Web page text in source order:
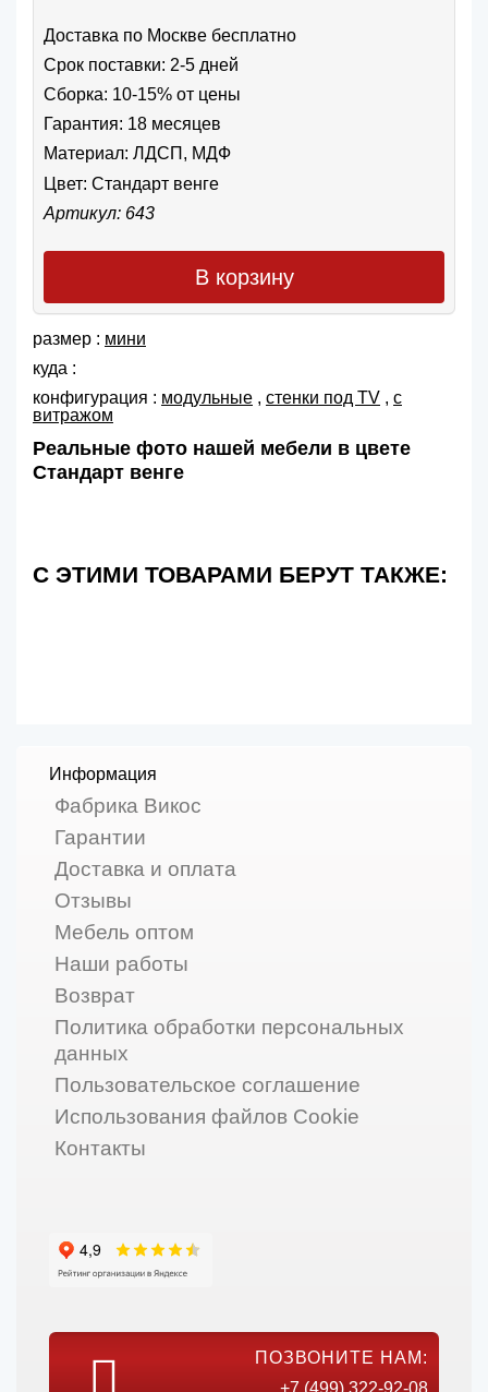
Доставка по Москве бесплатно
Срок поставки: 2-5 дней
Сборка: 10-15% от цены
Гарантия: 18 месяцев
Материал: ЛДСП, МДФ
Цвет: Стандарт венге
Артикул: 643
В корзину
размер : мини
куда :
конфигурация : модульные , cтенки под TV , с
витражом
Реальные фото нашей мебели в цвете
Стандарт венге
С ЭТИМИ ТОВАРАМИ БЕРУТ ТАКЖЕ:
Информация
Фабрика Викос
Гарантии
Доставка и оплата
Отзывы
Мебель оптом
Наши работы
Возврат
Политика обработки персональных
данных
Пользовательское соглашение
Использования файлов Cookie
Контакты
ПОЗВОНИТЕ НАМ: